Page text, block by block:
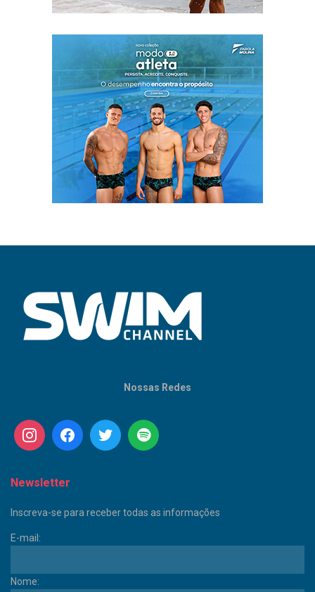
Nossas Redes
Newsletter
Inscreva-se para receber todas as informações
E-mail:
Nome: